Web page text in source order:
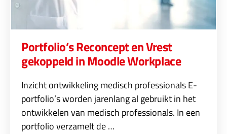
Portfolio’s Reconcept en Vrest
gekoppeld in Moodle Workplace
Inzicht ontwikkeling medisch professionals E-
portfolio’s worden jarenlang al gebruikt in het
ontwikkelen van medisch professionals. In een
portfolio verzamelt de …